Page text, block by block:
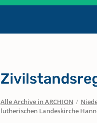
Alle Archive in ARCHION /
lutherischen Landeskirche